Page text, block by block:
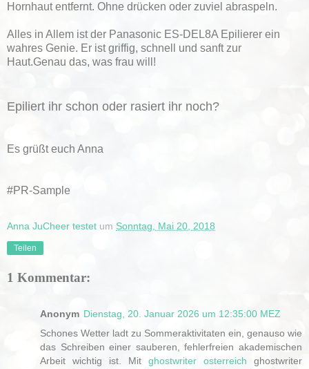
Hornhaut entfernt. Ohne drücken oder zuviel abraspeln.
Alles in Allem ist der Panasonic ES-DEL8A Epilierer ein
wahres Genie. Er ist griffig, schnell und sanft zur
Haut.Genau das, was frau will!
Epiliert ihr schon oder rasiert ihr noch?
Es grüßt euch Anna
#PR-Sample
Anna JuCheer testet um Sonntag, Mai 20, 2018
Teilen
1 Kommentar:
Anonym Dienstag, 20. Januar 2026 um 12:35:00 MEZ
Schones Wetter ladt zu Sommeraktivitaten ein, genauso wie
das Schreiben einer sauberen, fehlerfreien akademischen
Arbeit wichtig ist. Mit ghostwriter osterreich ghostwriter